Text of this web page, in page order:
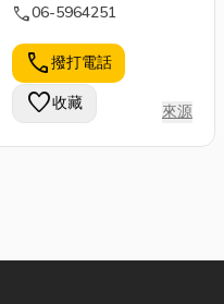
call06-5964251
call撥打電話
favorite收藏 來源